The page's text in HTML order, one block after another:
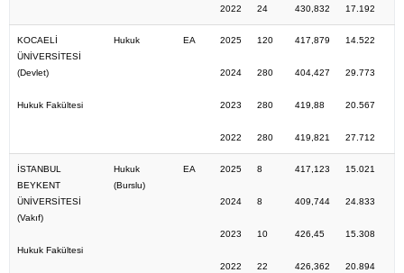
2022 24 430,832 17.192
KOCAELİ
ÜNİVERSİTESİ
(Devlet)
Hukuk Fakültesi
Hukuk EA 2025
2024
2023
2022
120
280
280
280
417,879
404,427
419,88
419,821
14.522
29.773
20.567
27.712
İSTANBUL
BEYKENT
ÜNİVERSİTESİ
(Vakıf)
Hukuk Fakültesi
Hukuk
(Burslu)
EA 2025
2024
2023
2022
8
8
10
22
417,123
409,744
426,45
426,362
15.021
24.833
15.308
20.894